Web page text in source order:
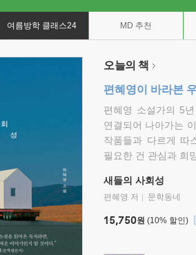
여름방학 클래스24 MD 추천
오늘의 책
편혜영이 바라본
편혜영 소설가의 5
연결되어 나아가는
작품들과 다르게 따
필요한 건 관심과 희
새들의 사회성
편혜영 저 문학동네
15,750원 (10% 할인)